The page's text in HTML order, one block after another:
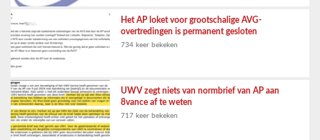
Het AP loket voor grootschalige AVG-
overtredingen is permanent gesloten
734 keer bekeken
UWV zegt niets van normbrief van AP aan
8vance af te weten
717 keer bekeken